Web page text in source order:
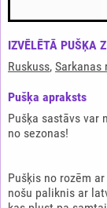
IZVĒLĒTĀ PUŠĶA
Ruskuss, Sarkanas
Pušķа apraksts
Pušķa sastāvs var
no sezonas!
Pušķis no rozēm
nošu paliknis ar